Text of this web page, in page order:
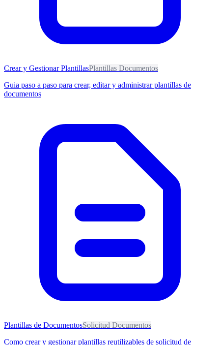
Crear y Gestionar PlantillasPlantillas Documentos
Guia paso a paso para crear, editar y administrar plantillas de
documentos
Plantillas de DocumentosSolicitud Documentos
Como crear y gestionar plantillas reutilizables de solicitud de